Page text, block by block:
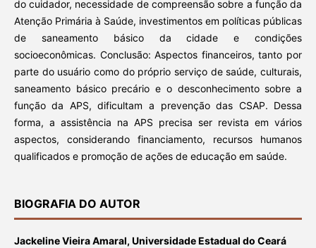
do cuidador, necessidade de compreensão sobre a função da
Atenção Primária à Saúde, investimentos em políticas públicas
de saneamento básico da cidade e condições
socioeconômicas. Conclusão: Aspectos financeiros, tanto por
parte do usuário como do próprio serviço de saúde, culturais,
saneamento básico precário e o desconhecimento sobre a
função da APS, dificultam a prevenção das CSAP. Dessa
forma, a assistência na APS precisa ser revista em vários
aspectos, considerando financiamento, recursos humanos
qualificados e promoção de ações de educação em saúde.
BIOGRAFIA DO AUTOR
Jackeline Vieira Amaral, Universidade Estadual do Ceará